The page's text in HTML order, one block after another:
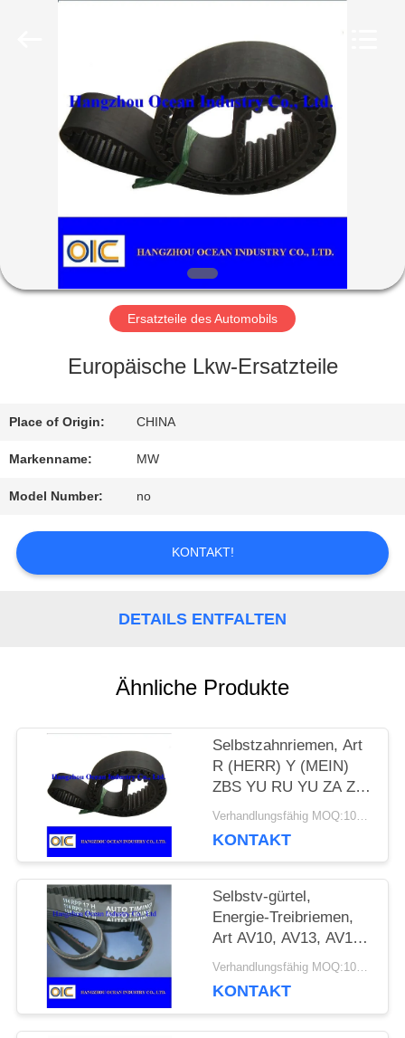
HAUS
PRODUKTE
ÜBER
UNS
AUSFLUG
TRETEN
SIE
MIT
VERBINDUNG
FORDERN
ZITAT
SITEMAP
PRIVACY
Ersatzteile des Automobils
Europäische Lkw-Ersatzteile
Place of Origin: CHINA
Markenname: MW
Model Number: no
KONTAKT!
DETAILS ENTFALTEN
Ähnliche Produkte
Selbstzahnriemen, Art
R (HERR) Y (MEIN)
ZBS YU RU YU ZA ZB
ZC ZD ZAS RHD SHX Verhandlungsfähig MOQ:100 Stück
KONTAKT
Selbstv-gürtel,
Energie-Treibriemen,
Art AV10, AV13, AV15,
AV17, AV20, 2AV10,
Verhandlungsfähig MOQ:100 Stück
KONTAKT